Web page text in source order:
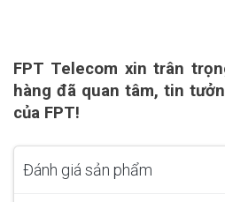
FPT Telecom xin trân
hàng đã quan tâm, tin
của FPT!
Đánh giá sản phẩm